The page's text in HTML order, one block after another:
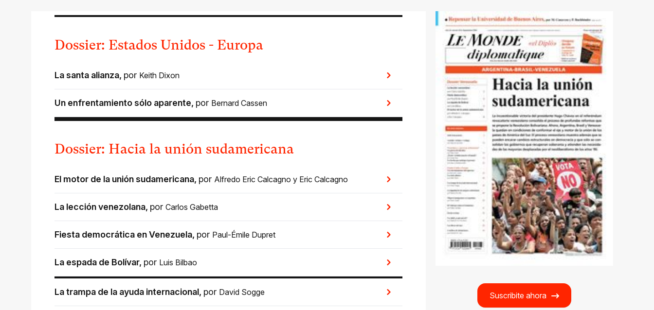
Suscribite ahora
Dossier: Estados Unidos - Europa
La santa alianza, por Keith Dixon
Un enfrentamiento sólo aparente, por Bernard Cassen
Dossier: Hacia la unión sudamericana
El motor de la unión sudamericana, por Alfredo Eric Calcagno y Eric Calcagno
La lección venezolana, por Carlos Gabetta
Fiesta democrática en Venezuela, por Paul-Émile Dupret
La espada de Bolívar, por Luis Bilbao
La trampa de la ayuda internacional, por David Sogge